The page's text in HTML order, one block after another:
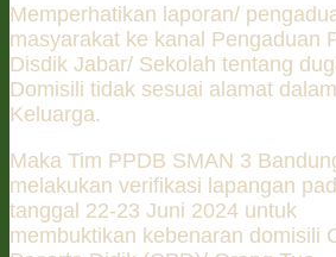
Memperhatikan laporan/
masyarakat ke kanal Pengaduan
Disdik Jabar/ Sekolah tentang
Domisili tidak sesuai alamat
Keluarga.
Maka Tim PPDB SMAN 3
melakukan verifikasi lapangan
tanggal 22-23 Juni 2024 untuk
membuktikan kebenaran domisili